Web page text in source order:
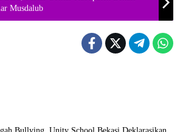
Musdalub